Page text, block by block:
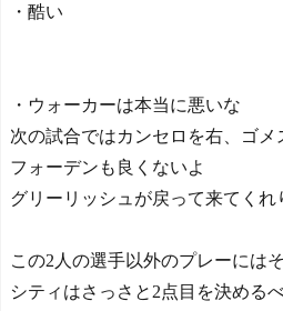
・酷い
・ウォーカーは本当に悪いな
次の試合ではカンセロを右、ゴ
フォーデンも良くないよ
グリーリッシュが戻って来てく
この2人の選手以外のプレーには
シティはさっさと2点目を決める